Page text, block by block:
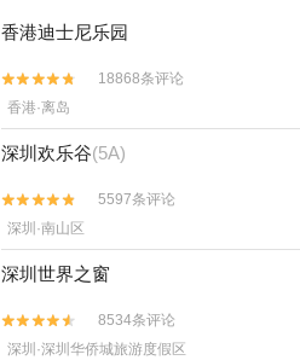
香港迪士尼乐园


18868条评论
香港·离岛
深圳欢乐谷(5A)


5597条评论
深圳·南山区
深圳世界之窗


8534条评论
深圳·深圳华侨城旅游度假区